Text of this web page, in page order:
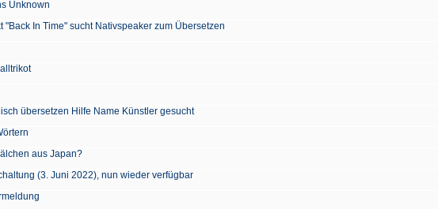
Unknown
"Back In Time" sucht Nativspeaker zum Übersetzen
übersetzen Hilfe Name Künstler gesucht
aus Japan?
(3. Juni 2022), nun wieder verfügbar